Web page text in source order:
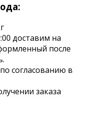
доставим на
после
согласованию в
заказа